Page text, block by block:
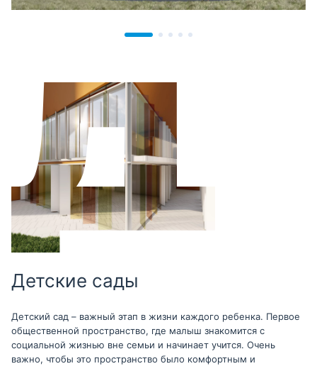
Детские сады
Детский сад – важный этап в жизни каждого ребенка. Первое
общественной пространство, где малыш знакомится с
социальной жизнью вне семьи и начинает учится. Очень
важно, чтобы это пространство было комфортным и